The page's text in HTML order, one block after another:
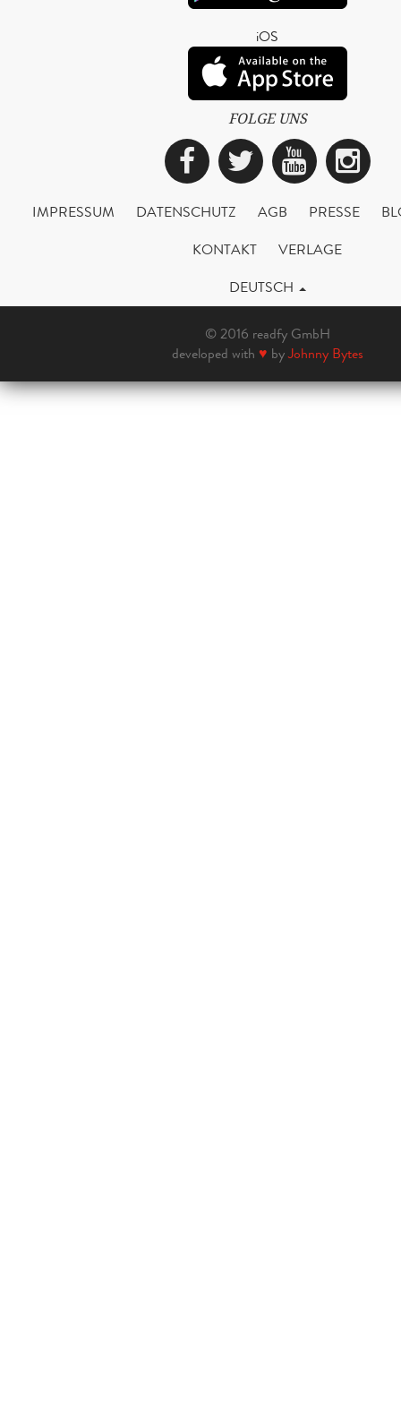
iOS
FOLGE UNS
Facebook
Twitter
IMPRESSUM DATENSCHUTZ AGB PRESSE
KONTAKT
VERLAGE
DEUTSCH
© 2016 readfy GmbH
developed with ♥ byJohnny Bytes